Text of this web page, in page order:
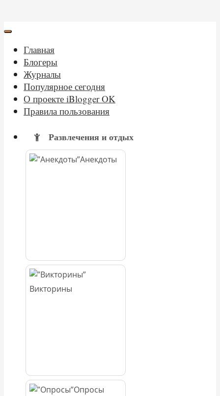
Главная
Блогеры
Журналы
Популярное сегодня
О проекте iBlogger OK
Правила пользования
Развлечения и отдых
Анекдоты
Викторины
Опросы